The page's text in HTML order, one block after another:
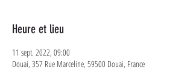
Heure et lieu
11 sept. 2022, 09:00
Douai, 357 Rue Marceline, 59500 Douai, France